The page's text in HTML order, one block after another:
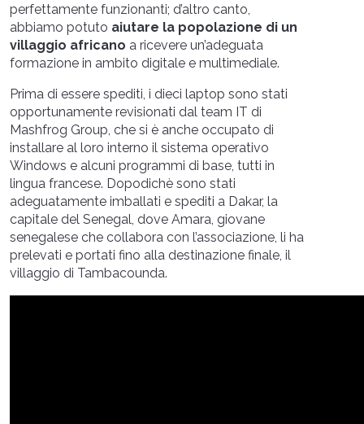
perfettamente funzionanti; d’altro canto,
abbiamo potuto aiutare la popolazione di un
villaggio africano a ricevere un’adeguata
formazione in ambito digitale e multimediale.
Prima di essere spediti, i dieci laptop sono stati
opportunamente revisionati dal team IT di
Mashfrog Group, che si è anche occupato di
installare al loro interno il sistema operativo
Windows e alcuni programmi di base, tutti in
lingua francese. Dopodichè sono stati
adeguatamente imballati e spediti a Dakar, la
capitale del Senegal, dove Amara, giovane
senegalese che collabora con l’associazione, li ha
prelevati e portati fino alla destinazione finale, il
villaggio di Tambacounda.